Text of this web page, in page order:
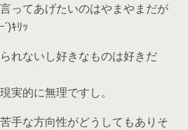
ってあげたいのはやまやまだが
ｷﾘｯ
れないし好きなものは好きだ
実的に無理ですし。
手な方向性がどうしてもありそ